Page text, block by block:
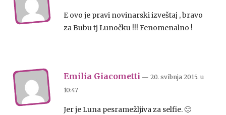
E ovo je pravi novinarski izveštaj , bravo
za Bubu tj Lunočku !!! Fenomenalno !
Emilia Giacometti — 20. svibnja 2015. u
10:47
Jer je Luna pesramežljiva za selfie. 🙂